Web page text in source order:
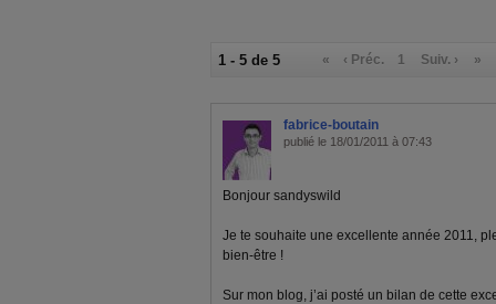
1 - 5 de 5 « ‹ Préc. 1 Suiv. › »
fabrice-boutain
publié le 18/01/2011 à 07:43
Bonjour sandyswild
Je te souhaite une excellente année 2011,
bien-être !
Sur mon blog, j’ai posté un bilan de cette